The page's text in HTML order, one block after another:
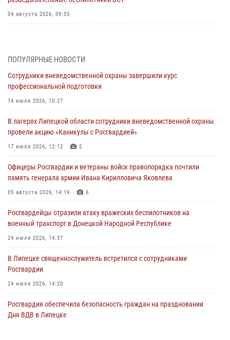
04 августа 2026, 09:05
03 августа 2026, 13:43 1
Росгвардейцы обеспечили безопасность граждан в День Лев-
Толстовского района
03 августа 2026, 13:41
Росгвардия противодействует БПЛА ВСУ на южном направлении
(видео)
03 августа 2026, 13:39
Росгвардия обеспечила охрану порядка во время проведения
фестивалей в Липецке
03 августа 2026, 13:17
ПОПУЛЯРНЫЕ НОВОСТИ
Сотрудники вневедомственной охраны завершили курс
профессиональной подготовки
14 июля 2026, 10:27
В лагерях Липецкой области сотрудники вневедомственной охраны
провели акцию «Каникулы с Росгвардией»
17 июля 2026, 12:12 2
Офицеры Росгвардии и ветераны войск правопорядка почтили
память генерала армии Ивана Кирилловича Яковлева
05 августа 2026, 14:19 6
Росгвардейцы отразили атаку вражеских беспилотников на
военный транспорт в Донецкой Народной Республике
24 июля 2026, 14:37
В Липецке священнослужитель встретился с сотрудниками
Росгвардии
24 июля 2026, 14:20
Росгвардия обеспечила безопасность граждан на праздновании
Дня ВДВ в Липецке